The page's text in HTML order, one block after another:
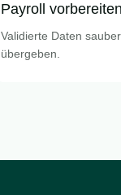
Payroll vorbereiten
Validierte Daten
übergeben.